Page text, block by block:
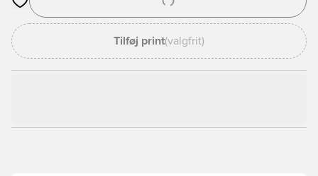
Åbner en Modal til at logge ind eller tilmelde dig som medlem
Tilføj print(valgfrit)